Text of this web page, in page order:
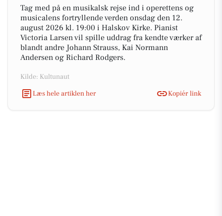
Tag med på en musikalsk rejse ind i operettens og
musicalens fortryllende verden onsdag den 12.
august 2026 kl. 19:00 i Halskov Kirke. Pianist
Victoria Larsen vil spille uddrag fra kendte værker af
blandt andre Johann Strauss, Kai Normann
Andersen og Richard Rodgers.
Kilde: Kultunaut
Læs hele artiklen her
Kopiér link